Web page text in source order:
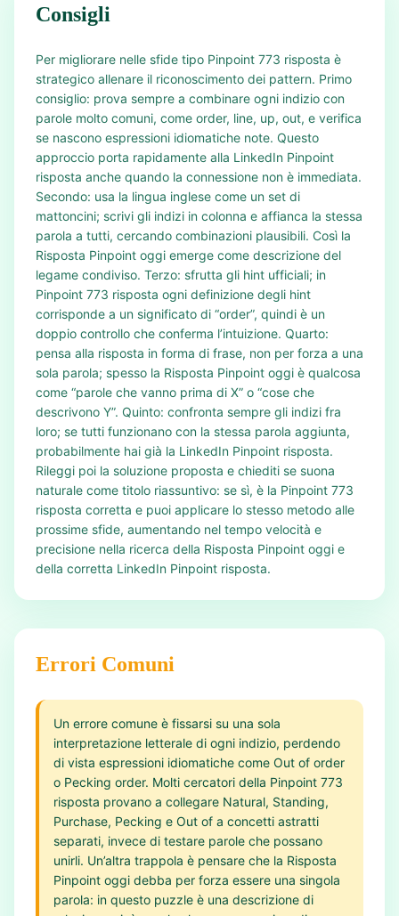
Consigli
Per migliorare nelle sfide tipo Pinpoint 773 risposta è
strategico allenare il riconoscimento dei pattern. Primo
consiglio: prova sempre a combinare ogni indizio con
parole molto comuni, come order, line, up, out, e verifica
se nascono espressioni idiomatiche note. Questo
approccio porta rapidamente alla LinkedIn Pinpoint
risposta anche quando la connessione non è immediata.
Secondo: usa la lingua inglese come un set di
mattoncini; scrivi gli indizi in colonna e affianca la stessa
parola a tutti, cercando combinazioni plausibili. Così la
Risposta Pinpoint oggi emerge come descrizione del
legame condiviso. Terzo: sfrutta gli hint ufficiali; in
Pinpoint 773 risposta ogni definizione degli hint
corrisponde a un significato di “order”, quindi è un
doppio controllo che conferma l’intuizione. Quarto:
pensa alla risposta in forma di frase, non per forza a una
sola parola; spesso la Risposta Pinpoint oggi è qualcosa
come “parole che vanno prima di X” o “cose che
descrivono Y”. Quinto: confronta sempre gli indizi fra
loro; se tutti funzionano con la stessa parola aggiunta,
probabilmente hai già la LinkedIn Pinpoint risposta.
Rileggi poi la soluzione proposta e chiediti se suona
naturale come titolo riassuntivo: se sì, è la Pinpoint 773
risposta corretta e puoi applicare lo stesso metodo alle
prossime sfide, aumentando nel tempo velocità e
precisione nella ricerca della Risposta Pinpoint oggi e
della corretta LinkedIn Pinpoint risposta.
Errori Comuni
Un errore comune è fissarsi su una sola
interpretazione letterale di ogni indizio, perdendo
di vista espressioni idiomatiche come Out of order
o Pecking order. Molti cercatori della Pinpoint 773
risposta provano a collegare Natural, Standing,
Purchase, Pecking e Out of a concetti astratti
separati, invece di testare parole che possano
unirli. Un’altra trappola è pensare che la Risposta
Pinpoint oggi debba per forza essere una singola
parola: in questo puzzle è una descrizione di